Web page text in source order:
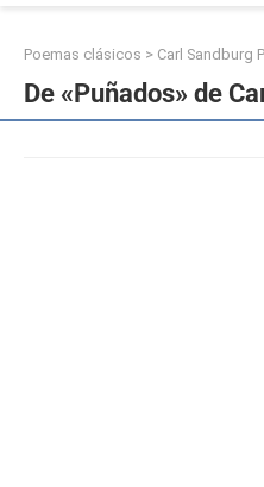
Poemas clásicos > Carl Sandburg
De «Puñados» de